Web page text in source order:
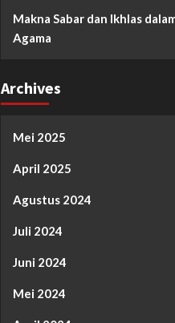
Makna Sabar dan Ikhlas
Agama
Archives
Mei 2025
April 2025
Agustus 2024
Juli 2024
Juni 2024
Mei 2024